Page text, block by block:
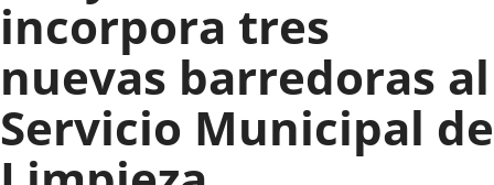
incorpora tres
nuevas barredoras al
Servicio Municipal de